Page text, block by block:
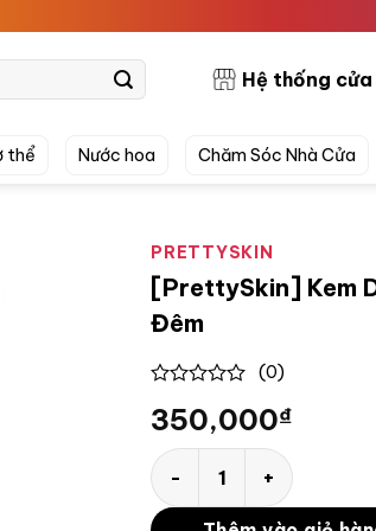
Hệ thống cửa
thể Nước hoa Chăm Sóc Nhà Cửa
PRETTYSKIN
[PrettySkin] Kem
Đêm
out
5
(0)
350,000₫
[PrettySkin] Kem Dưỡng